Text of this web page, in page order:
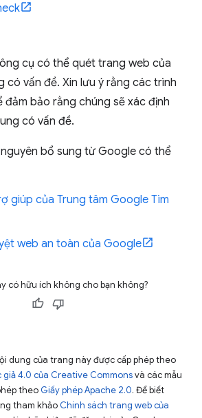
cụ có thể quét trang web của
có vấn đề. Xin lưu ý rằng các trình
đảm bảo rằng chúng sẽ xác định
có vấn đề.
bổ sung từ Google có thể
giúp của Trung tâm Google Tìm
web an toàn của Google
có hữu ích không cho bạn không?
dung của trang này được cấp phép theo
giả 4.0 của Creative Commonsvà các mẫu
theo Giấy phép Apache 2.0. Để biết
tham khảo Chính sách trang web của